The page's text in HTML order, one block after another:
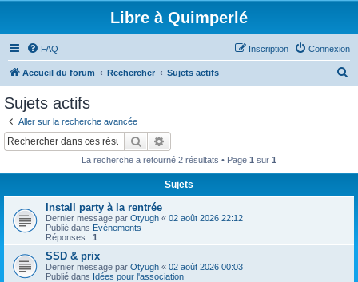
Libre à Quimperlé
FAQ Connexion
Inscription
Accueil du forum Rechercher Sujets actifs
r
Sujets actifs
Aller sur la recherche avancée
Rechercher
La recherche a retourné 2 résultats • Page 1 sur 1
Sujets
Install party à la rentrée
Dernier message par Otyugh « 02 août 2026 22:12
Publié dans Evènements
Réponses : 1
SSD & prix
Dernier message par Otyugh « 02 août 2026 00:03
Publié dans Idées pour l'association